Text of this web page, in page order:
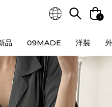
0
品 09MADE 洋裝